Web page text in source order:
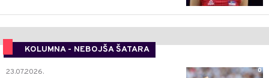
KOLUMNA - NEBOJŠA ŠATARA
0
23.07.2026.